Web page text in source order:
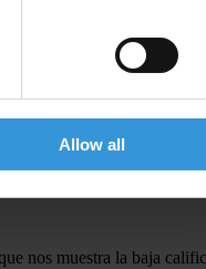
Allow all
al interior del
el promedio de los
nos muestra la baja